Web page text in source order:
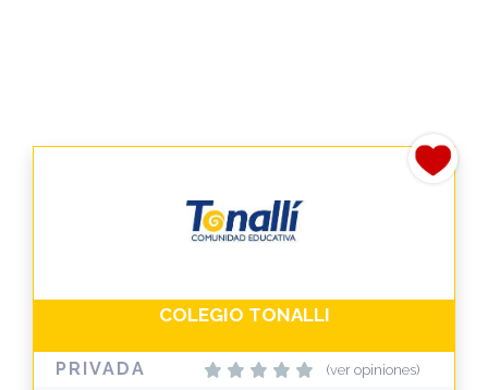
COLEGIO TONALLI
PRIVADA (ver opiniones)